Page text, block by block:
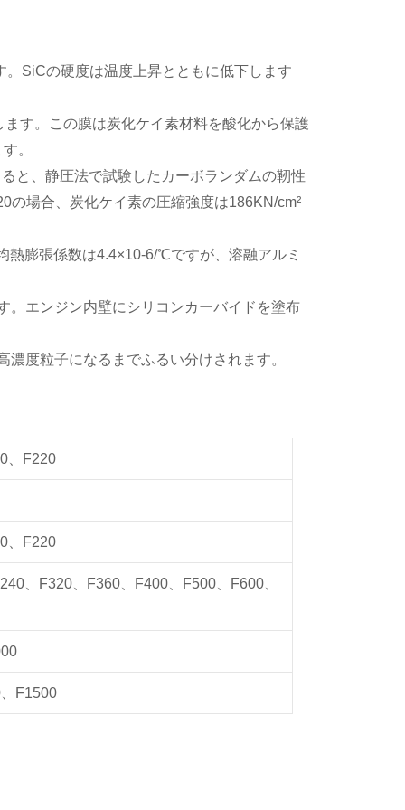
SiCの硬度は温度上昇とともに低下します
す。この膜は炭化ケイ素材料を酸化から保護
。
と、静圧法で試験したカーボランダムの靭性
場合、炭化ケイ素の圧縮強度は186KN/cm²
膨張係数は4.4×10-6/℃ですが、溶融アルミ
エンジン内壁にシリコンカーバイドを塗布
度粒子になるまでふるい分けされます。
、F220
、F220
、F320、F360、F400、F500、F600、
F1500